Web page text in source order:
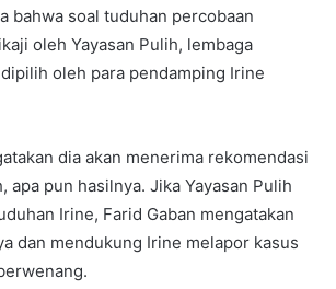
bahwa soal tuduhan percobaan
oleh Yayasan Pulih, lembaga
oleh para pendamping Irine
dia akan menerima rekomendasi
apa pun hasilnya. Jika Yayasan Pulih
Irine, Farid Gaban mengatakan
dan mendukung Irine melapor kasus